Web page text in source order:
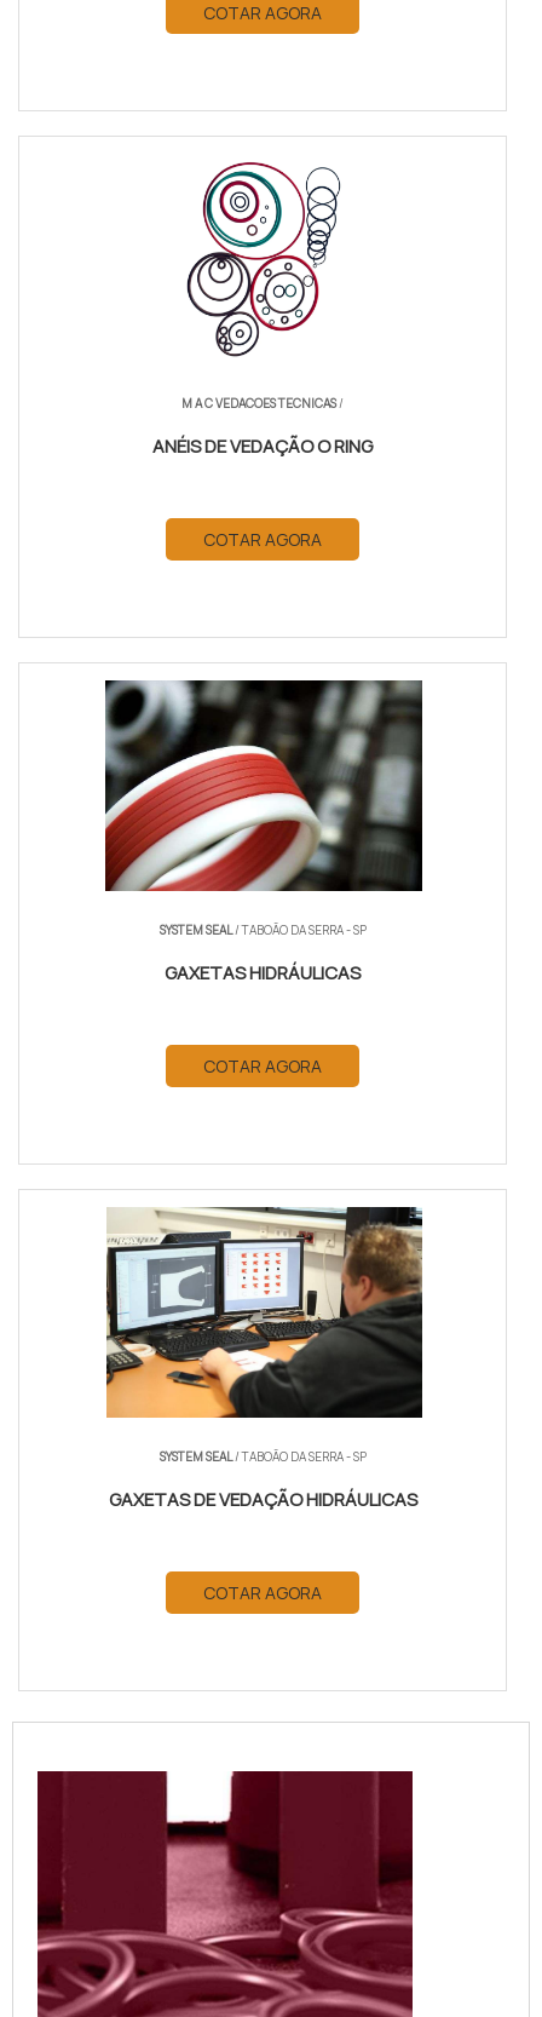
COTAR AGORA
M A C VEDACOES TECNICAS/
ANÉIS DE VEDAÇÃO O RING
COTAR AGORA
SYSTEM SEAL/ TABOÃO DA SERRA - SP
GAXETAS HIDRÁULICAS
COTAR AGORA
SYSTEM SEAL/ TABOÃO DA SERRA - SP
GAXETAS DE VEDAÇÃO HIDRÁULICAS
COTAR AGORA